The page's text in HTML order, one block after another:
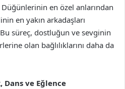
en özel anlarından
en yakın arkadaşları
süreç, dostluğun ve sevginin
olan bağlılıklarını daha da
Dans ve Eğlence